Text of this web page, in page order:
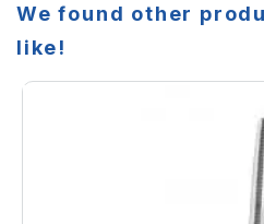
We found other
like!